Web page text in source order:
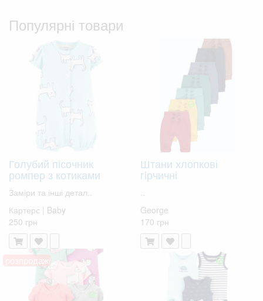
Популярні товари
Голубий пісочник
ромпер з котиками
Заміри та інші детал..
Картерс | Baby
250 грн
Штани хлопкові
гірчичні
George
170 грн
розпродаж!